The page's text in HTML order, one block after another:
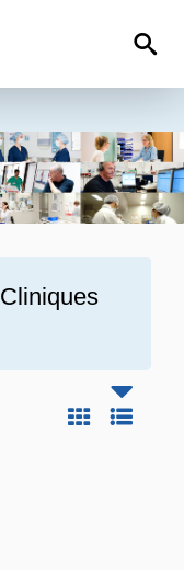
Cliniques